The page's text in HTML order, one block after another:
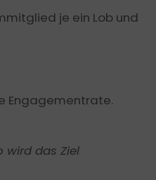
je ein Lob und
Engagementrate.
wird das Ziel